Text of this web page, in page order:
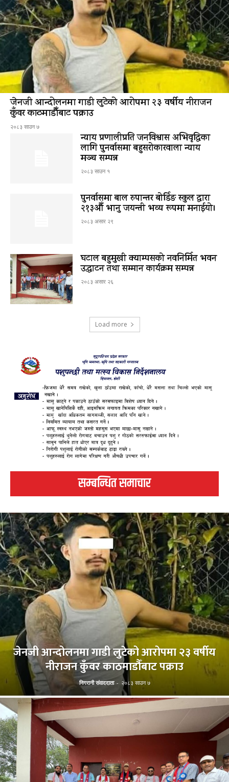
जेनजी आन्दोलनमा गाडी लुटेको आरोपमा २३ वर्षीय नीराजन
कुँवर काठमाडौँबाट पक्राउ
२०८३ साउन ७
न्याय प्रणालीप्रति जनविश्वास अभिवृद्धिका
लागि पुनर्वासमा बहुसरोकारवाला न्याय
मञ्च सम्पन्न
२०८३ साउन १
पुनर्वासमा बाल रुपान्तर बोर्डिङ स्कुल द्धारा
२१३औँ भानु जयन्ती भव्य रूपमा मनाईयो।
२०८३ असार २९
घटाल बहुमुखी क्याम्पसको नवनिर्मित भवन
उद्घाटन तथा सम्मान कार्यक्रम सम्पन्न
२०८३ असार २६
Load more
सम्बन्धित समाचार
जेनजी आन्दोलनमा गाडी लुटेको आरोपमा २३ वर्षीय
नीराजन कुँवर काठमाडौँबाट पक्राउ
निगरानी संवाददाता - २०८३ साउन ७